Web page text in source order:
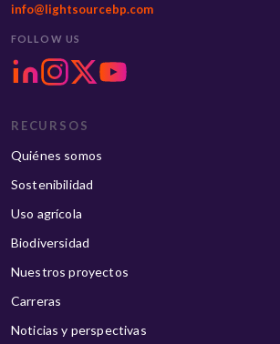
info@lightsourcebp.com
FOLLOW US
RECURSOS
Quiénes somos
Sostenibilidad
Uso agrícola
Biodiversidad
Nuestros proyectos
Carreras
Noticias y perspectivas